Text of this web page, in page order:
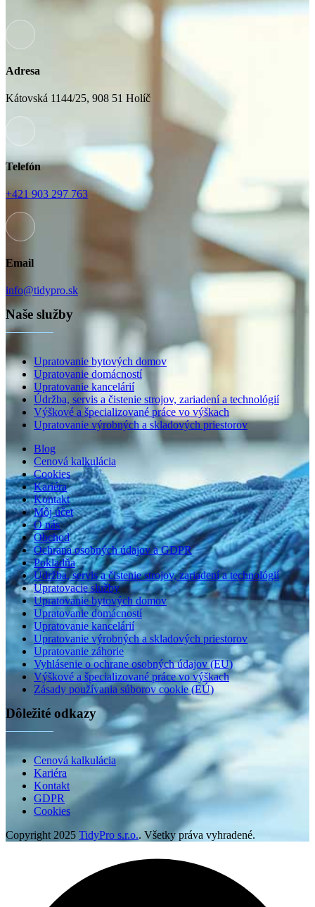
Adresa
Kátovská 1144/25, 908 51 Holíč
Telefón
+421 903 297 763
Email
info@tidypro.sk
Naše služby
Upratovanie bytových domov
Upratovanie domácností
Upratovanie kancelárií
Údržba, servis a čistenie strojov, zariadení a technológií
Výškové a špecializované práce vo výškach
Upratovanie výrobných a skladových priestorov
Blog
Cenová kalkulácia
Cookies
Kariéra
Kontakt
Môj účet
O nás
Obchod
Ochrana osobných údajov a GDPR
Pokladňa
Údržba, servis a čistenie strojov, zariadení a technológií
Upratovacie služby
Upratovanie bytových domov
Upratovanie domácností
Upratovanie kancelárií
Upratovanie výrobných a skladových priestorov
Upratovanie záhorie
Vyhlásenie o ochrane osobných údajov (EU)
Výškové a špecializované práce vo výškach
Zásady používania súborov cookie (EÚ)
Dôležité odkazy
Cenová kalkulácia
Kariéra
Kontakt
GDPR
Cookies
Copyright 2025 TidyPro s.r.o.. Všetky práva vyhradené.